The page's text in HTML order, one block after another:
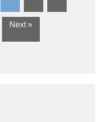
Next »